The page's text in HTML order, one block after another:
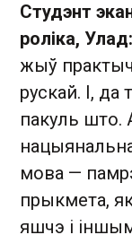
Студэнт
роліка, Улад:
жыў
рускай. І,
пакуль што.
мова —
прыкмета,
яшчэ і